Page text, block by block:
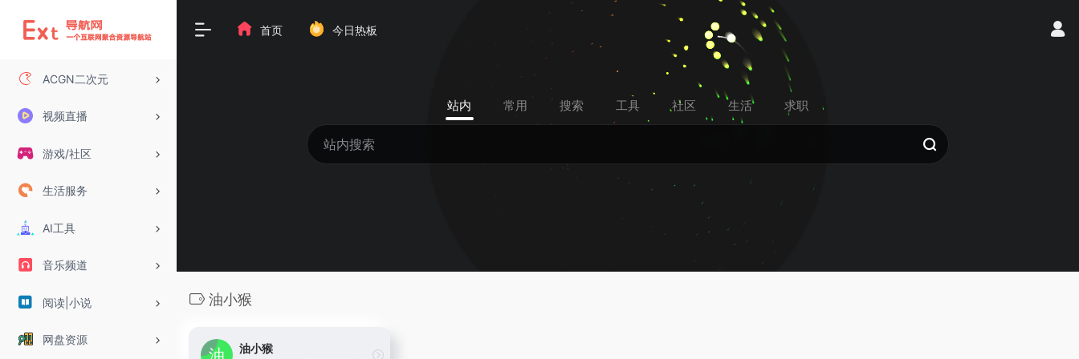
ACGN二次元
视频直播
游戏/社区
生活服务
AI工具
音乐频道
阅读|小说
网盘资源
首页 今日热板
站内 常用 搜索 工具 社区 生活 求职
油小猴
油小猴